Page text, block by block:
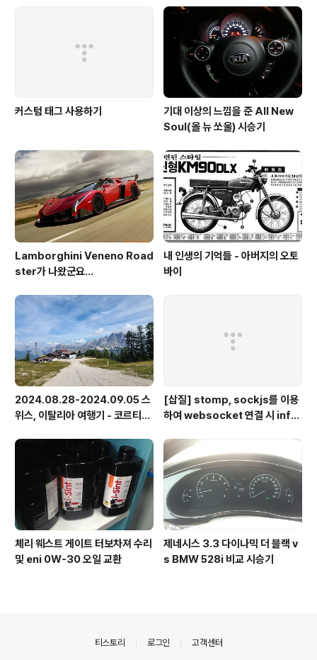
커스텀 태그 사용하기
기대 이상의 느낌을 준 All New
Soul(올 뉴 쏘울) 시승기
Lamborghini Veneno Road
ster가 나왔군요...
내 인생의 기억들 - 아버지의 오토
바이
2024.08.28-2024.09.05 스
위스, 이탈리아 여행기 - 코르티나
스
[삽질] stomp, sockjs를 이용
하여 websocket 연결 시 info
체리 웨스트 게이트 터보차져 수리
및 eni 0W-30 오일 교환
제네시스 3.3 다이나믹 더 블랙 v
s BMW 528i 비교 시승기
티스토리 로그인 고객센터